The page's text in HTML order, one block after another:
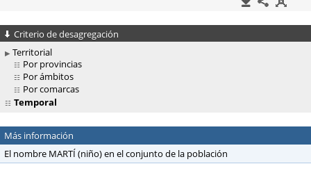
Criterio de desagregación
Territorial
Por provincias
Por ámbitos
Por comarcas
Temporal
Más información
El nombre MARTÍ (niño) en el conjunto de la población